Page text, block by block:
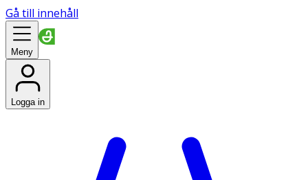
Gå till innehåll
Meny
Logga in